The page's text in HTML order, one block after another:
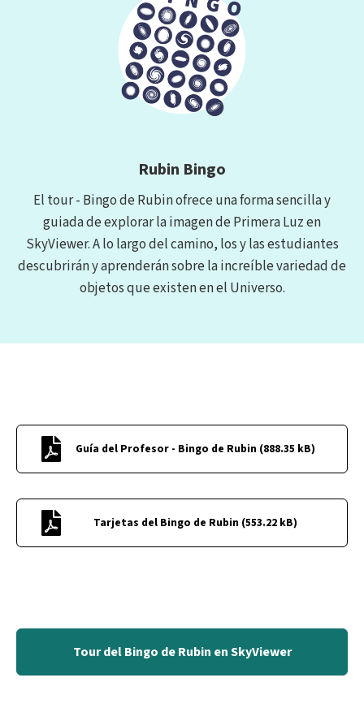
Rubin Bingo
El tour - Bingo de Rubin ofrece una forma sencilla y
guiada de explorar la imagen de Primera Luz en
SkyViewer. A lo largo del camino, los y las estudiantes
descubrirán y aprenderán sobre la increíble variedad de
objetos que existen en el Universo.
Guía del Profesor - Bingo de Rubin (888.35 kB)
Tarjetas del Bingo de Rubin (553.22 kB)
Tour del Bingo de Rubin en SkyViewer